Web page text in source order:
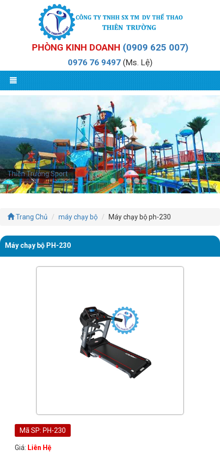
PHÒNG KINH DOANH (0909 625 007)
0976 76 9497(Ms. Lệ)
Thiên Trường Sport
Trang Chủ máy chạy bộ Máy chạy bộ ph-230
Máy chạy bộ PH-230
Mã SP: PH-230
Giá: Liên Hệ